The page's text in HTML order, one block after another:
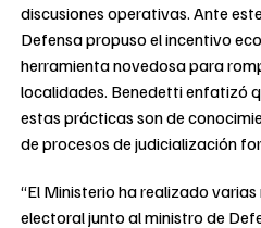
discusiones operativas. Ante
Defensa propuso el incentivo
herramienta novedosa para
localidades. Benedetti enfatizó
estas prácticas son de
de procesos de judicialización
“El Ministerio ha realizado
electoral junto al ministro de